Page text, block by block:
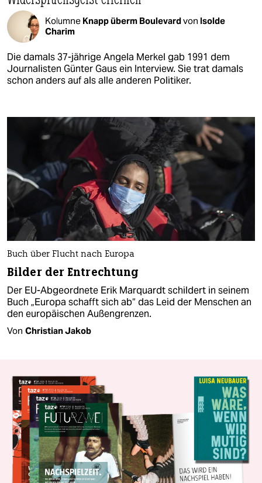
Kolumne Knapp überm Boulevardvon Isolde
Charim
Die damals 37-jährige Angela Merkel gab 1991 dem
Journalisten Günter Gaus ein Interview. Sie trat damals
schon anders auf als alle anderen Politiker.
Buch über Flucht nach Europa
Bilder der Entrechtung
Der EU-Abgeordnete Erik Marquardt schildert in seinem
Buch „Europa schafft sich ab“ das Leid der Menschen an
den europäischen Außengrenzen.
Von Christian Jakob